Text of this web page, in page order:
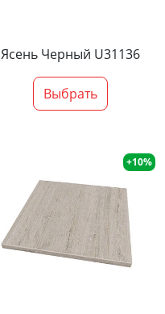
Ясень Черный U31136
Выбрать
+10%